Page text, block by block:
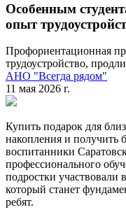
Особенным
опыт
Профориентационная
трудоустройство,
АНО "Всегда рядом"
11 мая 2026 г.
Купить подарок для
накопления и получить
воспитанники
профессионального
подростки участвовали
который станет
ребят.